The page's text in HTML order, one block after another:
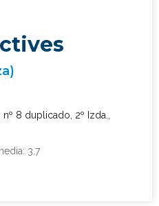
8 duplicado, 2º Izda.,
3,7